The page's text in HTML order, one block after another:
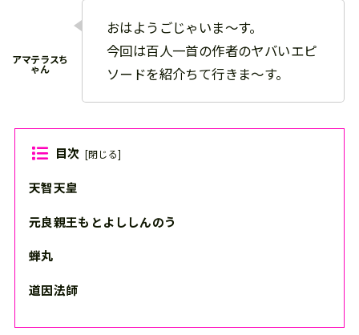
おはようごじゃいま〜す。
今回は百人一首の作者のヤバいエピ
ソードを紹介ちて行きま〜す。
目次 [閉じる]
天智天皇
元良親王もとよししんのう
蝉丸
道因法師